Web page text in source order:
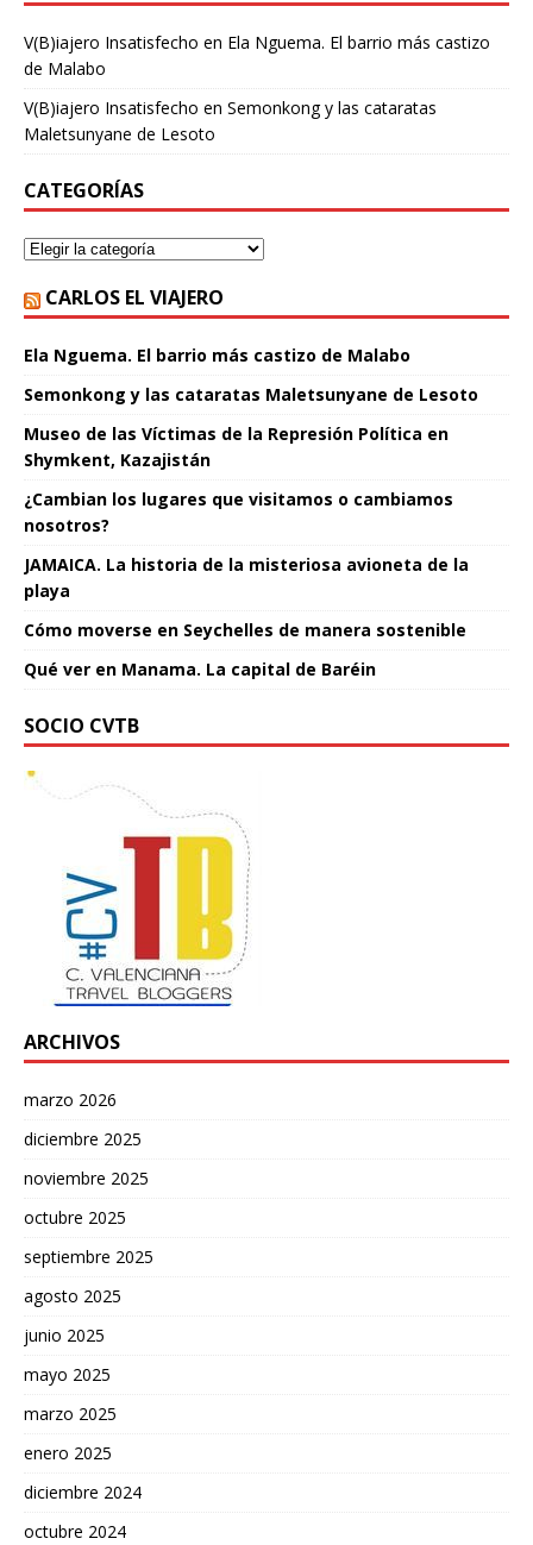
V(B)iajero Insatisfecho en Ela Nguema. El barrio más castizo
de Malabo
V(B)iajero Insatisfecho en Semonkong y las cataratas
Maletsunyane de Lesoto
CATEGORÍAS
CARLOS EL VIAJERO
Ela Nguema. El barrio más castizo de Malabo
Semonkong y las cataratas Maletsunyane de Lesoto
Museo de las Víctimas de la Represión Política en
Shymkent, Kazajistán
¿Cambian los lugares que visitamos o cambiamos
nosotros?
JAMAICA. La historia de la misteriosa avioneta de la
playa
Cómo moverse en Seychelles de manera sostenible
Qué ver en Manama. La capital de Baréin
SOCIO CVTB
ARCHIVOS
marzo 2026
diciembre 2025
noviembre 2025
octubre 2025
septiembre 2025
agosto 2025
junio 2025
mayo 2025
marzo 2025
enero 2025
diciembre 2024
octubre 2024